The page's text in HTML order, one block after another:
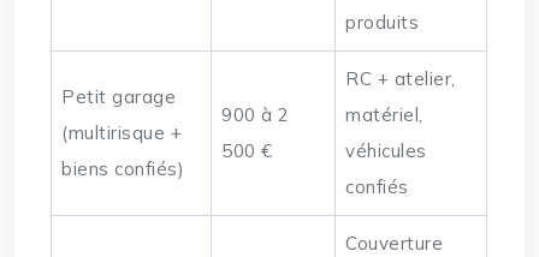
produits
Petit garage
(multirisque +
biens confiés)
900 à 2
500 €
RC + atelier,
matériel,
véhicules
confiés
Couverture